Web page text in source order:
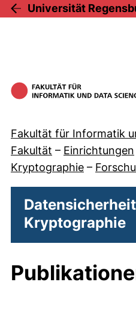
Universität
Fakultät für Informatik
Fakultät – Einrichtungen
Kryptographie –
Kryptographie